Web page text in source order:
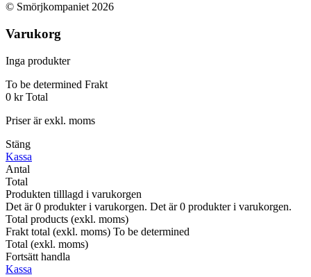
© Smörjkompaniet 2026
Varukorg
Inga produkter
To be determined Frakt
0 kr Total
Priser är exkl. moms
Stäng
Kassa
Antal
Total
Produkten tilllagd i varukorgen
Det är0 produkter i varukorgen. Det är0 produkter i varukorgen.
Total products (exkl. moms)
Frakt total (exkl. moms) To be determined
Total (exkl. moms)
Fortsätt handla
Kassa